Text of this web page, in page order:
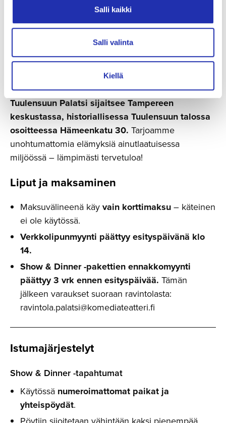
Salli kaikki
Salli valinta
Kiellä
Hyvä tietää Tuulensuun
Palatsin tapahtumista
Tuulensuun Palatsi sijaitsee Tampereen
keskustassa, historiallisessa Tuulensuun talossa
osoitteessa Hämeenkatu 30. Tarjoamme
unohtumattomia elämyksiä ainutlaatuisessa
miljöössä – lämpimästi tervetuloa!
Liput ja maksaminen
Maksuvälineenä käyvain korttimaksu– käteinen
ei ole käytössä.
Verkkolipunmyynti päättyy esityspäivänä klo
14.
Show & Dinner -pakettien ennakkomyynti
päättyy 3 vrk ennen esityspäivää. Tämän
jälkeen varaukset suoraan ravintolasta:
ravintola.palatsi@komediateatteri.fi
Istumajär­jestelyt
Show & Dinner -tapahtumat
Käytössä numeroimattomat paikat ja
yhteispöydät.